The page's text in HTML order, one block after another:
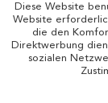
Diese Website
Website
die den
Direktwerbung
sozialen